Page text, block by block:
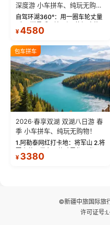
深度游 小车拼车、纯玩无购
物！
自驾环湖360°：用一圈车轮丈量
蓝。 赛湖旅拍：甄选多款风格服
绝美瞬间。 赛湖坦克300跟车视
频：专业摄影师...
¥4580
包车拼车
2026·春享双湖 双湖八日游 春
季 小车拼车、纯玩无购物！
1.阿勒泰网红打卡地：将军山 2.将
军山落日缆车，体验雪都风光 3.
将军山，夕阳派对，蹦迪party 4.
¥ 3380
©新疆中旅国际旅
许可证号